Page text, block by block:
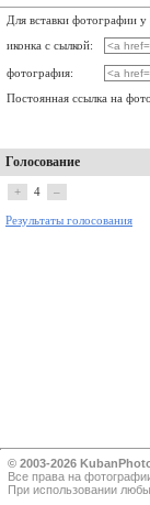
Для вставки фотографии у
иконка с сылкой:
фотография:
Постоянная ссылка на
Голосование
+ 4 –
Результаты голосования
© 2003-2026
Все прaва на
При использовании